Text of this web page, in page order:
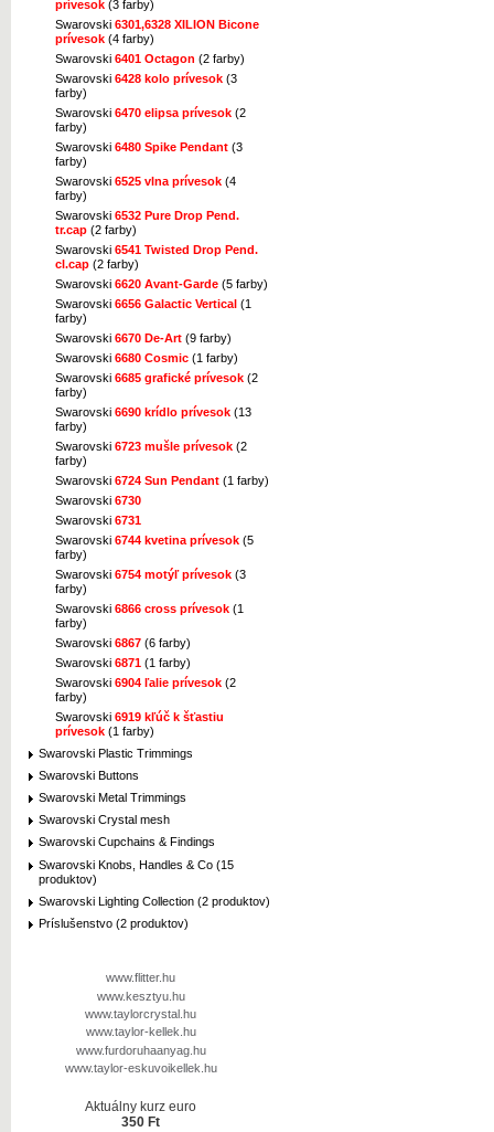
prívesok (3 farby)
Swarovski 6301,6328 XILION Bicone
prívesok (4 farby)
Swarovski 6401 Octagon (2 farby)
Swarovski 6428 kolo prívesok (3
farby)
Swarovski 6470 elipsa prívesok (2
farby)
Swarovski 6480 Spike Pendant (3
farby)
Swarovski 6525 vlna prívesok (4
farby)
Swarovski 6532 Pure Drop Pend.
tr.cap (2 farby)
Swarovski 6541 Twisted Drop Pend.
cl.cap (2 farby)
Swarovski 6620 Avant-Garde (5 farby)
Swarovski 6656 Galactic Vertical (1
farby)
Swarovski 6670 De-Art (9 farby)
Swarovski 6680 Cosmic (1 farby)
Swarovski 6685 grafické prívesok (2
farby)
Swarovski 6690 krídlo prívesok (13
farby)
Swarovski 6723 mušle prívesok (2
farby)
Swarovski 6724 Sun Pendant (1 farby)
Swarovski 6730
Swarovski 6731
Swarovski 6744 kvetina prívesok (5
farby)
Swarovski 6754 motýľ prívesok (3
farby)
Swarovski 6866 cross prívesok (1
farby)
Swarovski 6867 (6 farby)
Swarovski 6871 (1 farby)
Swarovski 6904 ľalie prívesok (2
farby)
Swarovski 6919 kľúč k šťastiu
prívesok (1 farby)
Swarovski Plastic Trimmings
Swarovski Buttons
Swarovski Metal Trimmings
Swarovski Crystal mesh
Swarovski Cupchains & Findings
Swarovski Knobs, Handles & Co (15
produktov)
Swarovski Lighting Collection (2 produktov)
Príslušenstvo (2 produktov)
www.flitter.hu
www.kesztyu.hu
www.taylorcrystal.hu
www.taylor-kellek.hu
www.furdoruhaanyag.hu
www.taylor-eskuvoikellek.hu
Aktuálny kurz euro
350 Ft